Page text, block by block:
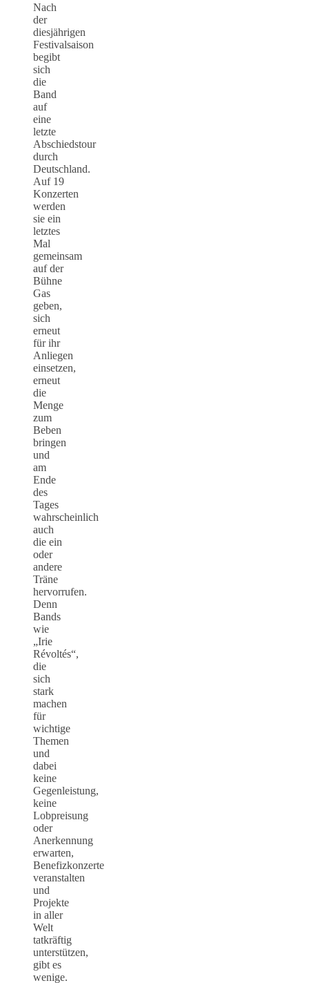
Nach
der
diesjährigen
Festivalsaison
begibt
sich
die
Band
auf
eine
letzte
Abschiedstour
durch
Deutschland.
Auf 19
Konzerten
werden
sie ein
letztes
Mal
gemeinsam
auf der
Bühne
Gas
geben,
sich
erneut
für ihr
Anliegen
einsetzen,
erneut
die
Menge
zum
Beben
bringen
und
am
Ende
des
Tages
wahrscheinlich
auch
die ein
oder
andere
Träne
hervorrufen.
Denn
Bands
wie
„Irie
Révoltés“,
die
sich
stark
machen
für
wichtige
Themen
und
dabei
keine
Gegenleistung,
keine
Lobpreisung
oder
Anerkennung
erwarten,
Benefizkonzerte
veranstalten
und
Projekte
in aller
Welt
tatkräftig
unterstützen,
gibt es
wenige.